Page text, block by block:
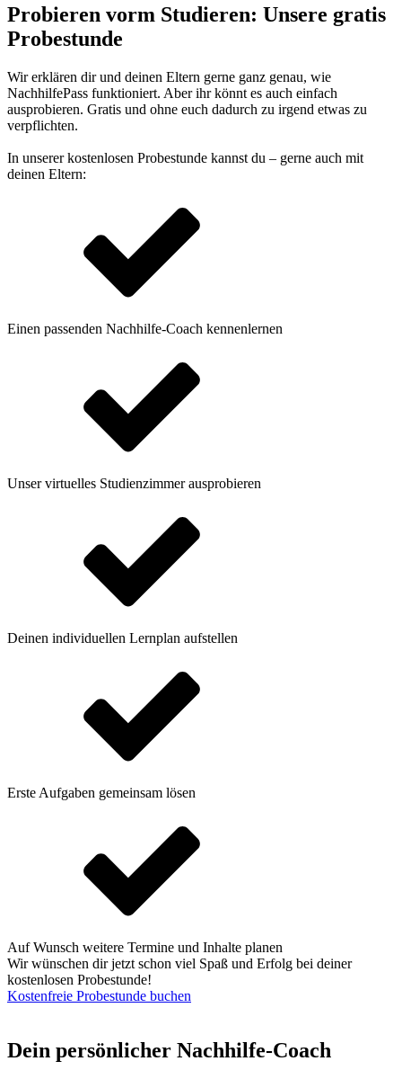
Probieren vorm Studieren: Unsere gratis
Probestunde
Wir erklären dir und deinen Eltern gerne ganz genau, wie
NachhilfePass funktioniert. Aber ihr könnt es auch einfach
ausprobieren. Gratis und ohne euch dadurch zu irgend etwas zu
verpflichten.
In unserer kostenlosen Probestunde kannst du – gerne auch mit
deinen Eltern:
Einen passenden Nachhilfe-Coach kennenlernen
Unser virtuelles Studienzimmer ausprobieren
Deinen individuellen Lernplan aufstellen
Erste Aufgaben gemeinsam lösen
Auf Wunsch weitere Termine und Inhalte planen
Wir wünschen dir jetzt schon viel Spaß und Erfolg bei deiner
kostenlosen Probestunde!
Kostenfreie Probestunde buchen
Dein persönlicher Nachhilfe-Coach